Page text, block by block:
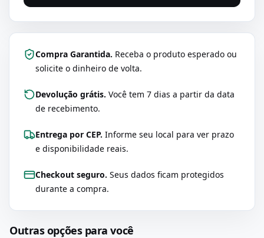
Compra Garantida. Receba o produto esperado ou
solicite o dinheiro de volta.
Devolução grátis. Você tem 7 dias a partir da data
de recebimento.
Entrega por CEP. Informe seu local para ver prazo
e disponibilidade reais.
Checkout seguro. Seus dados ficam protegidos
durante a compra.
Outras opções para você